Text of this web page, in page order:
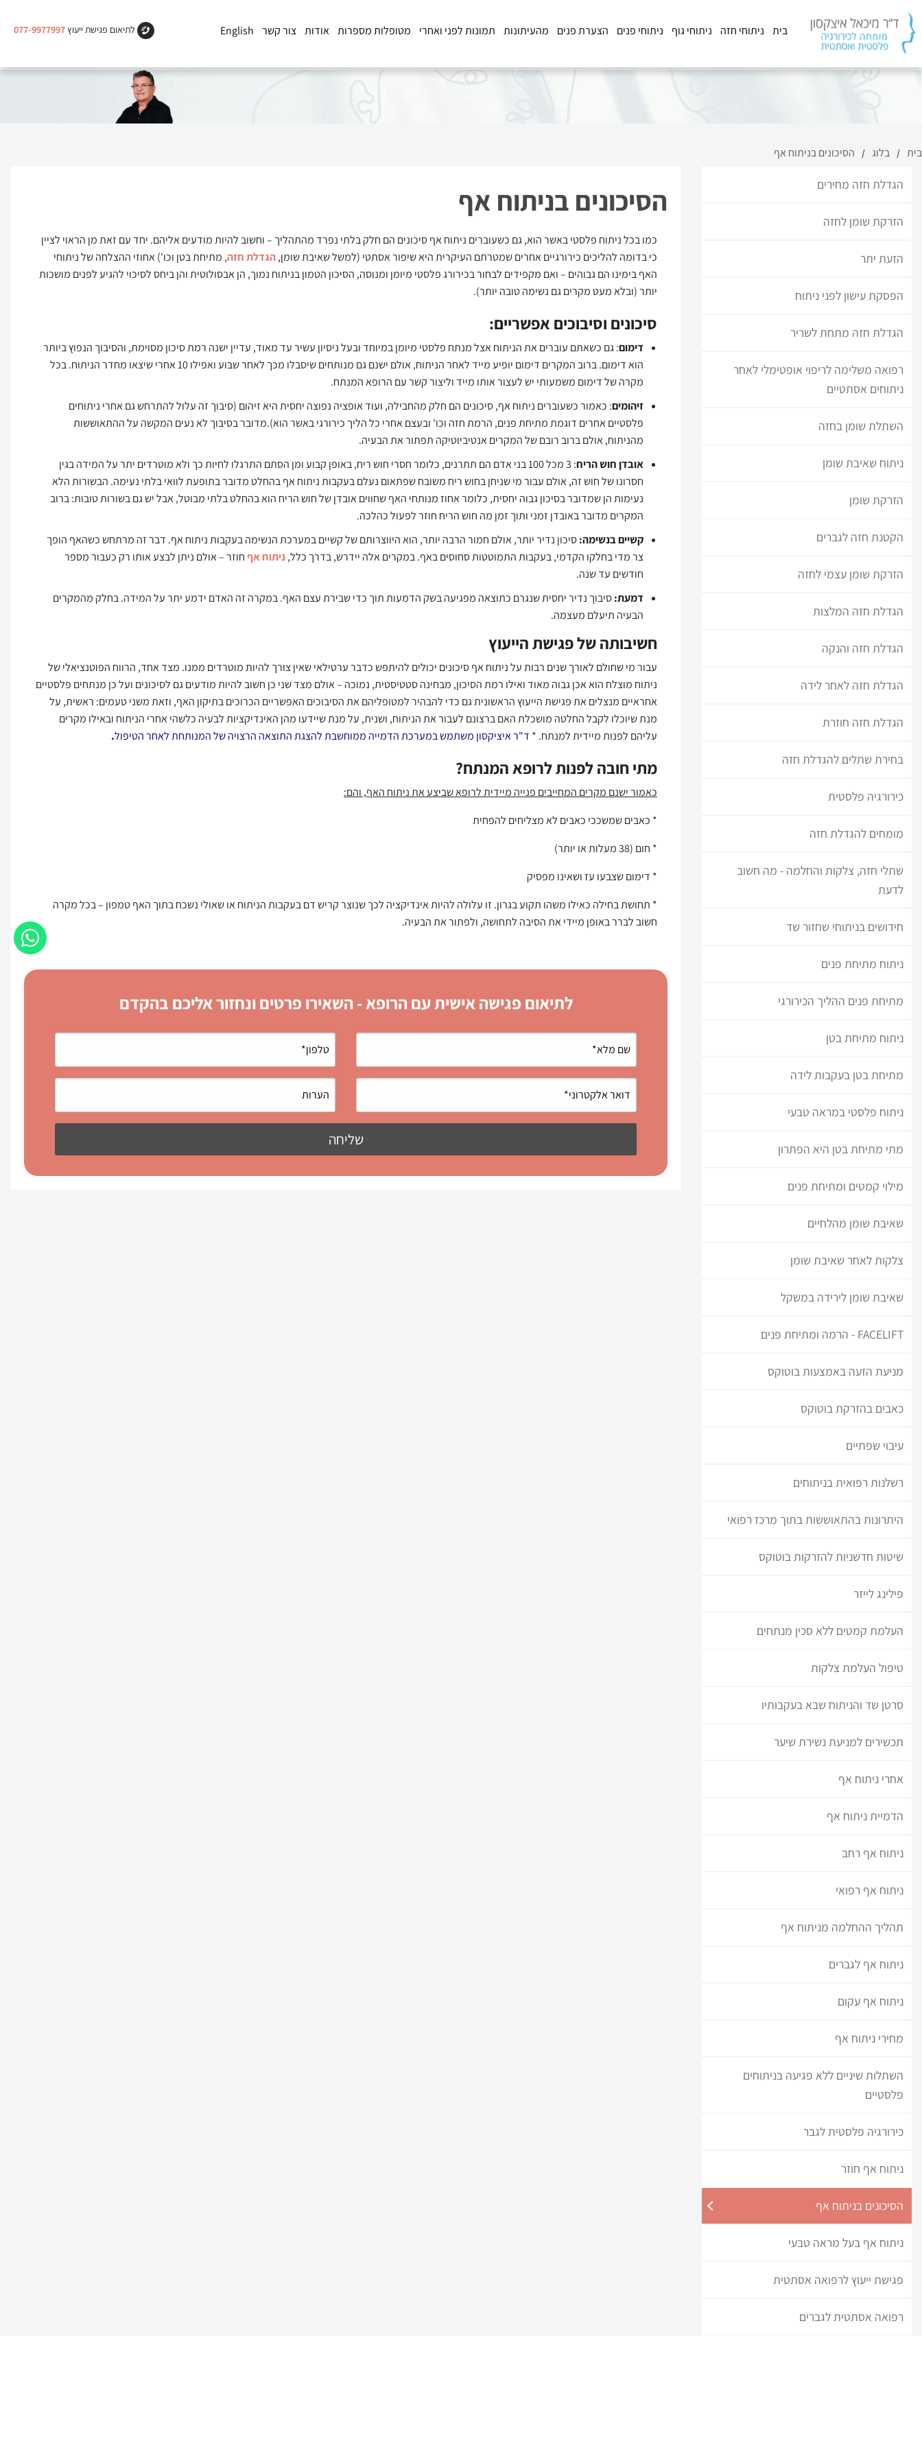
בית ניתוחי חזה ניתוחי גוף ניתוחי פנים הצערת פנים מהעיתונות תמונות לפני ואחרי מטופלות מספרות אודות צור קשר English לתיאום פגישת ייעוץ077-9977997
בית / בלוג / הסיכונים בניתוח אף
הגדלת חזה מחירים
הזרקת שומן לחזה
הזעת יתר
הפסקת עישון לפני ניתוח
הגדלת חזה מתחת לשריר
רפואה משלימה לריפוי אופטימלי לאחר
ניתוחים אסתטיים
השתלת שומן בחזה
ניתוח שאיבת שומן
הזרקת שומן
הקטנת חזה לגברים
הזרקת שומן עצמי לחזה
הגדלת חזה המלצות
הגדלת חזה והנקה
הגדלת חזה לאחר לידה
הגדלת חזה חוזרת
בחירת שתלים להגדלת חזה
כירורגיה פלסטית
מומחים להגדלת חזה
שתלי חזה, צלקות והחלמה - מה חשוב
לדעת
חידושים בניתוחי שחזור שד
ניתוח מתיחת פנים
מתיחת פנים ההליך הכירורגי
ניתוח מתיחת בטן
מתיחת בטן בעקבות לידה
ניתוח פלסטי במראה טבעי
מתי מתיחת בטן היא הפתרון
מילוי קמטים ומתיחת פנים
שאיבת שומן מהלחיים
צלקות לאחר שאיבת שומן
שאיבת שומן לירידה במשקל
FACELIFT - הרמה ומתיחת פנים
מניעת הזעה באמצעות בוטוקס
כאבים בהזרקת בוטוקס
עיבוי שפתיים
רשלנות רפואית בניתוחים
היתרונות בהתאוששות בתוך מרכז רפואי
שיטות חדשניות להזרקות בוטוקס
פילינג לייזר
העלמת קמטים ללא סכין מנתחים
טיפול העלמת צלקות
סרטן שד והניתוח שבא בעקבותיו
תכשירים למניעת נשירת שיער
אחרי ניתוח אף
הדמיית ניתוח אף
ניתוח אף רחב
ניתוח אף רפואי
תהליך ההחלמה מניתוח אף
ניתוח אף לגברים
ניתוח אף עקום
מחירי ניתוח אף
השתלות שיניים ללא פגיעה בניתוחים
פלסטיים
כירורגיה פלסטית לגבר
ניתוח אף חוזר
הסיכונים בניתוח אף
ניתוח אף בעל מראה טבעי
פגישת ייעוץ לרפואה אסתטית
רפואה אסתטית לגברים
הסיכונים בניתוח אף
כמו בכל ניתוח פלסטי באשר הוא, גם כשעוברים ניתוח אף סיכונים הם חלק בלתי נפרד מהתהליך – וחשוב להיות מודעים אליהם. יחד עם זאת מן הראוי לציין
כי בדומה להליכים כירורגיים אחרים שמטרתם העיקרית היא שיפור אסתטי (למשל שאיבת שומן,הגדלת חזה, מתיחת בטן וכו') אחוזי ההצלחה של ניתוחי
האף בימינו הם גבוהים – ואם מקפידים לבחור בכירורג פלסטי מיומן ומנוסה, הסיכון הטמון בניתוח נמוך, הן אבסולוטית והן ביחס לסיכוי להגיע לפנים מושכות
יותר (ובלא מעט מקרים גם נשימה טובה יותר).
סיכונים וסיבוכים אפשריים:
דימום: גם כשאתם עוברים את הניתוח אצל מנתח פלסטי מיומן במיוחד ובעל ניסיון עשיר עד מאוד, עדיין ישנה רמת סיכון מסוימת, והסיבוך הנפוץ ביותר
הוא דימום. ברוב המקרים דימום יופיע מייד לאחר הניתוח, אולם ישנם גם מנותחים שיסבלו מכך לאחר שבוע ואפילו 10 אחרי שיצאו מחדר הניתוח. בכל
מקרה של דימום משמעותי יש לעצור אותו מייד וליצור קשר עם הרופא המנתח.
זיהומים: כאמור כשעוברים ניתוח אף, סיכונים הם חלק מהחבילה, ועוד אופציה נפוצה יחסית היא זיהום (סיבוך זה עלול להתרחש גם אחרי ניתוחים
פלסטיים אחרים דוגמת מתיחת פנים, הרמת חזה וכו' ובעצם אחרי כל הליך כירורגי באשר הוא).מדובר בסיבוך לא נעים המקשה על ההתאוששות
מהניתוח, אולם ברוב רובם של המקרים אנטיביוטיקה תפתור את הבעיה.
אובדן חוש הריח
: 3 מכל 100 בני אדם הם תתרנים, כלומר חסרי חוש ריח, באופן קבוע ומן הסתם התרגלו לחיות כך ולא מוטרדים יתר על המידה בגין
חסרונו של חוש זה, אולם עבור מי שניחן בחוש ריח משובח שפתאום נעלם בעקבות ניתוח אף בהחלט מדובר בתופעת לוואי בלתי נעימה. הבשורות הלא
נעימות הן שמדובר בסיכון גבוה יחסית, כלומר אחוז מנותחי האף שחווים אובדן של חוש הריח הוא בהחלט בלתי מבוטל, אבל יש גם בשורות טובות: ברוב
המקרים מדובר באובדן זמני ותוך זמן מה חוש הריח חוזר לפעול כהלכה.
קשיים בנשימה:סיכון נדיר יותר, אולם חמור הרבה יותר, הוא היווצרותם של קשיים במערכת הנשימה בעקבות ניתוח אף. דבר זה מרתחש כשהאף הופך
צר מדי בחלקו הקדמי, בעקבות התמוטטות סחוסים באף. במקרים אלה יידרש, בדרך כלל,ניתוח אףחוזר – אולם ניתן לבצע אותו רק כעבור מספר
חודשים עד שנה.
דמעת:סיבוך נדיר יחסית שנגרם כתוצאה מפגיעה בשק הדמעות תוך כדי שבירת עצם האף. במקרה זה האדם ידמע יתר על המידה. בחלק מהמקרים
הבעיה תיעלם מעצמה.
חשיבותה של פגישת הייעוץ
עבור מי שחולם לאורך שנים רבות על ניתוח אף סיכונים יכולים להיתפש כדבר ערטילאי שאין צורך להיות מוטרדים ממנו. מצד אחד, הרווח הפוטנציאלי של
ניתוח מוצלח הוא אכן גבוה מאוד ואילו רמת הסיכון, מבחינה סטטיסטית, נמוכה – אולם מצד שני כן חשוב להיות מודעים גם לסיכונים ועל כן מנתחים פלסטיים
אחראיים מנצלים את פגישת הייעוץ הראשונית גם כדי להבהיר למטופליהם את הסיבוכים האפשריים הכרוכים בתיקון האף, וזאת משני טעמים: ראשית, על
מנת שיוכלו לקבל החלטה מושכלת האם ברצונם לעבור את הניתוח, ושנית, על מנת שיידעו מהן האינדיקציות לבעיה כלשהי אחרי הניתוח ובאילו מקרים
עליהם לפנות מיידית למנתח. * ד"ר איציקסון משתמש במערכת הדמייה ממוחשבת להצגת התוצאה הרצויה של המנותחת לאחר הטיפול.
מתי חובה לפנות לרופא המנתח?
כאמור ישנם מקרים המחייבים פנייה מיידית לרופא שביצע את ניתוח האף, והם:
* כאבים שמשככי כאבים לא מצליחים להפחית
* חום (38 מעלות או יותר)
* דימום שצבעו עז ושאינו מפסיק
* תחושת בחילה כאילו משהו תקוע בגרון. זו עלולה להיות אינדיקציה לכך שנוצר קריש דם בעקבות הניתוח או שאולי נשכח בתוך האף טמפון – בכל מקרה
חשוב לברר באופן מיידי את הסיבה לתחושה, ולפתור את הבעיה.
לתיאום פגישה אישית עם הרופא - השאירו פרטים ונחזור אליכם בהקדם